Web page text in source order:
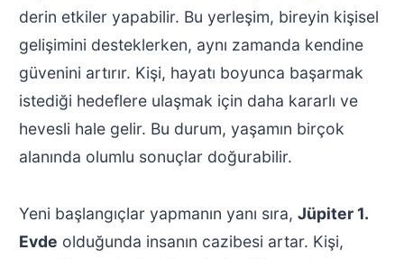
derin etkiler yapabilir. Bu yerleşim, bireyin kişisel
gelişimini desteklerken, aynı zamanda kendine
güvenini artırır. Kişi, hayatı boyunca başarmak
istediği hedeflere ulaşmak için daha kararlı ve
hevesli hale gelir. Bu durum, yaşamın birçok
alanında olumlu sonuçlar doğurabilir.
Yeni başlangıçlar yapmanın yanı sıra, Jüpiter 1.
Evde olduğunda insanın cazibesi artar. Kişi,